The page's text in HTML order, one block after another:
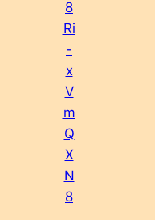
8
Ri
-
x
V
m
Q
X
N
8